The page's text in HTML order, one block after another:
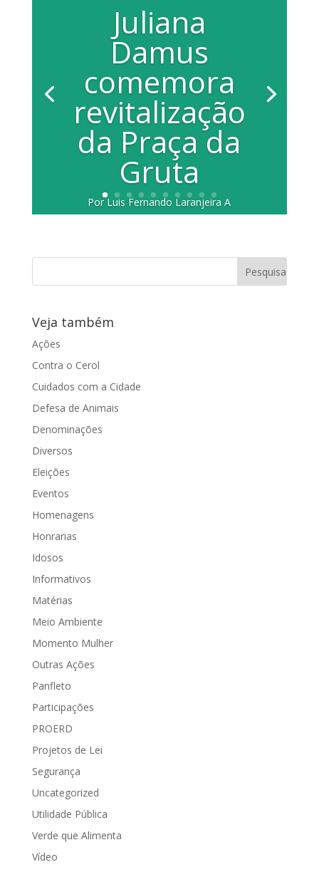
Juliana
Damus
comemora
revitalização
da Praça da
Gruta
Por Luis Fernando Laranjeira A
vereadora Juliana Damus (PP)
Veja também
Ações
Contra o Cerol
Cuidados com a Cidade
Defesa de Animais
Denominações
Diversos
Eleições
Eventos
Homenagens
Honrarias
Idosos
Informativos
Matérias
Meio Ambiente
Momento Mulher
Outras Ações
Panfleto
Participações
PROERD
Projetos de Lei
Segurança
Uncategorized
Utilidade Pública
Verde que Alimenta
Vídeo